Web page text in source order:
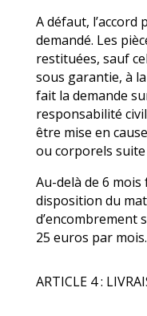
A défaut, l’accord
demandé. Les
restituées, sauf
sous garantie, à
fait la demande
responsabilité
être mise en
ou corporels
Au-delà de 6
disposition du
d’encombrement
25 euros par mois.
ARTICLE 4 :